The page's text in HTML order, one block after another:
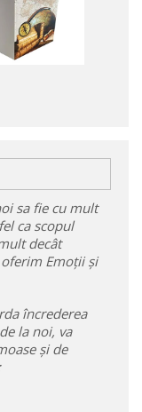
sa fie cu mult
ca scopul
decât
Emoții și
încrederea
la noi, va
și de